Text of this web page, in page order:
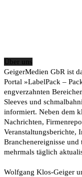
Über uns
GeigerMedien GbR ist
Portal »LabelPack –
engverzahnten
Sleeves und
informiert. Neben dem
Nachrichten,
Veranstaltungsberichte,
Branchenereignisse
mehrmals täglich
Wolfgang Klos-Geiger